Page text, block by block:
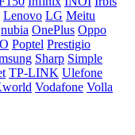
Lenovo LG Meitu
nubia OnePlus Oppo
Poptel Prestigio
Sharp Simple
TP-LINK Ulefone
Vodafone Volla